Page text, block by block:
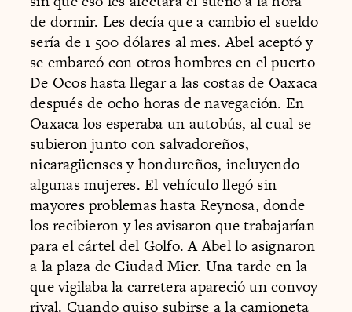
de dormir. Les decía que a cambio el sueldo
sería de 1 500 dólares al mes. Abel aceptó y
se embarcó con otros hombres en el puerto
De Ocos hasta llegar a las costas de Oaxaca
después de ocho horas de navegación. En
Oaxaca los esperaba un autobús, al cual se
subieron junto con salvadoreños,
nicaragüenses y hondureños, incluyendo
algunas mujeres. El vehículo llegó sin
mayores problemas hasta Reynosa, donde
los recibieron y les avisaron que trabajarían
para el cártel del Golfo. A Abel lo asignaron
a la plaza de Ciudad Mier. Una tarde en la
que vigilaba la carretera apareció un convoy
rival. Cuando quiso subirse a la camioneta